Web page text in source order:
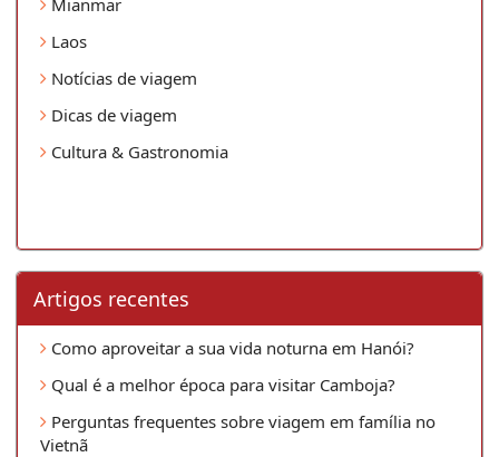
Laos
Notícias de viagem
Dicas de viagem
Cultura & Gastronomia
Artigos recentes
Como aproveitar a sua vida noturna em Hanói?
Qual é a melhor época para visitar Camboja?
Perguntas frequentes sobre viagem em família no
Vietnã